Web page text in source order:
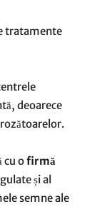
tratamente
deoarece
cu ofirmă
și al
semne ale